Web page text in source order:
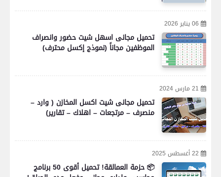
06 يناير 2026
تحميل مجانى اسهل شيت حضور وانصراف
الموظفين مجاناً (نموذج إكسل محترف)
21 مارس 2024
تحميل مجانى شيت اكسل المخازن ( وارد –
منصرف – مرتجعات – اهلاك – تقارير)
22 أغسطس 2025
📦 حزمة العمالقة! تحميل أقوى 50 برنامج